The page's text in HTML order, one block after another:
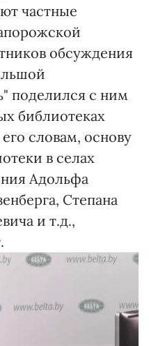
частные
обсуждения
поделился с ним
библиотеках
словам, основу
в селах
Адольфа
Степана
и т.д.,